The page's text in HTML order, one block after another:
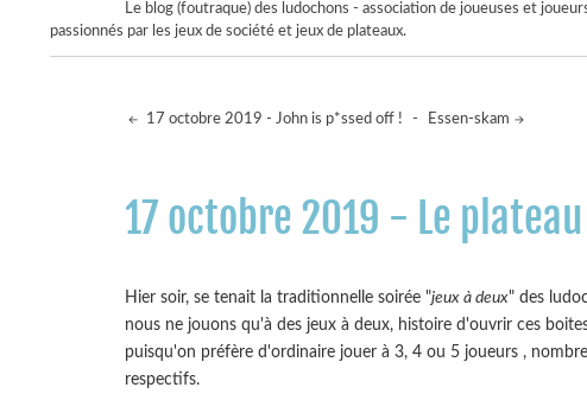
Le blog (foutraque) des ludochons - association de joueuses et
passionnés par les jeux de société et jeux de plateaux.
17 octobre 2019 - John is p*ssed off ! - Essen-skam
17 octobre 2019 - Le
Hier soir, se tenait la traditionnelle soirée "jeux à deux" des
nous ne jouons qu'à des jeux à deux, histoire d'ouvrir ces
puisqu'on préfère d'ordinaire jouer à 3, 4 ou 5 joueurs ,
respectifs.